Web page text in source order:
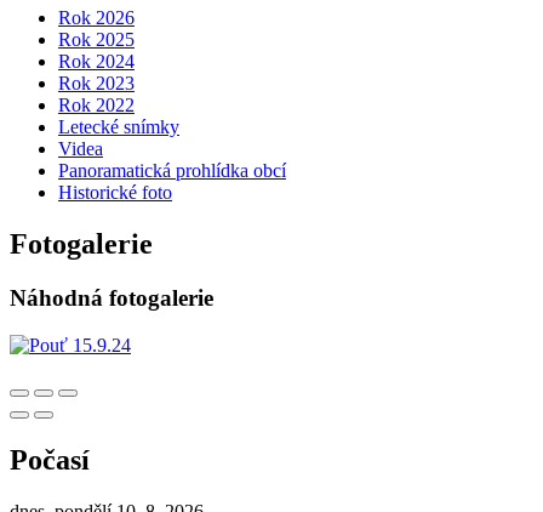
Rok 2026
Rok 2025
Rok 2024
Rok 2023
Rok 2022
Letecké snímky
Videa
Panoramatická prohlídka obcí
Historické foto
Fotogalerie
Náhodná fotogalerie
Počasí